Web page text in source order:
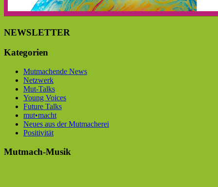
NEWSLETTER
Kategorien
Mutmachende News
Netzwerk
Mut-Talks
Young Voices
Future Talks
mut•macht
Neues aus der Mutmacherei
Positivität
Mutmach-Musik